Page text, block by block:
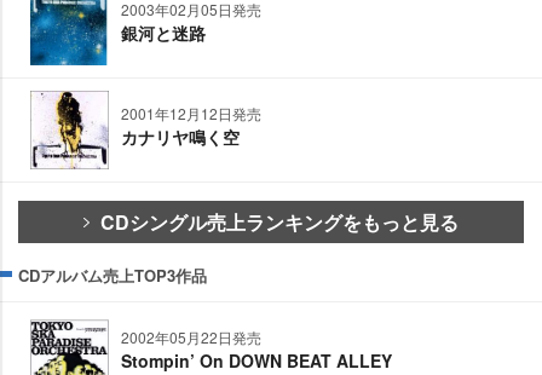
2003年02月05日発売
銀河と迷路
2001年12月12日発売
カナリヤ鳴く空
CDシングル売上ランキングをもっと見る
CDアルバム売上TOP3作品
2002年05月22日発売
Stompin’ On DOWN BEAT ALLEY